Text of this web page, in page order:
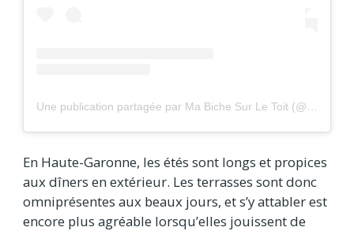
Une publication partagée par Ma Biche Sur Le Toit (@mabichesurletoit)
En Haute-Garonne, les étés sont longs et propices
aux dîners en extérieur. Les terrasses sont donc
omniprésentes aux beaux jours, et s’y attabler est
encore plus agréable lorsqu’elles jouissent de